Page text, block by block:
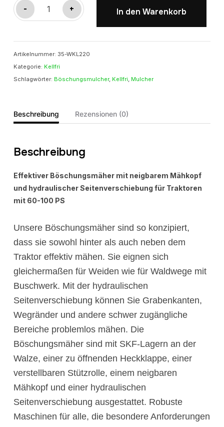
-
Kellfri
Böschungsmulcher
Menge
+ In den Warenkorb
Artikelnummer: 35-WKL220
Kategorie: Kellfri
Schlagwörter: Böschungsmulcher, Kellfri, Mulcher
Beschreibung Rezensionen (0)
Beschreibung
Effektiver Böschungsmäher mit neigbarem Mähkopf
und hydraulischer Seitenverschiebung für Traktoren
mit 60-100 PS
Unsere Böschungsmäher sind so konzipiert,
dass sie sowohl hinter als auch neben dem
Traktor effektiv mähen. Sie eignen sich
gleichermaßen für Weiden wie für Waldwege mit
Buschwerk. Mit der hydraulischen
Seitenverschiebung können Sie Grabenkanten,
Wegränder und andere schwer zugängliche
Bereiche problemlos mähen. Die
Böschungsmäher sind mit SKF-Lagern an der
Walze, einer zu öffnenden Heckklappe, einer
verstellbaren Stützrolle, einem neigbaren
Mähkopf und einer hydraulischen
Seitenverschiebung ausgestattet. Robuste
Maschinen für alle, die besondere Anforderungen